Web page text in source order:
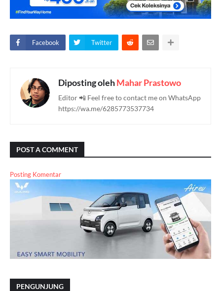
Facebook Twitter
Diposting olehMahar Prastowo
Editor 📲 Feel free to contact me on WhatsApp
https://wa.me/6285773537734
POST A COMMENT
Posting Komentar
PENGUNJUNG